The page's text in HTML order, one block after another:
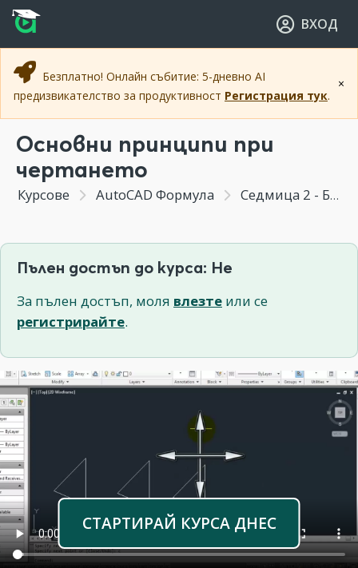
Прескочи към основното съдържание
Прескочи към навигацията
ВХОД
×
Безплатно! Онлайн събитие: 5-дневно AI
предизвикателство за продуктивност Регистрация тук.
Основни принципи при
чертането
Курсове AutoCAD Формула Седмица 2 - Бързо създаване на геометрия и ефективна работа с файлове
Пълен достъп до курса: Не
За пълен достъп, моля влезте или се
регистрирайте.
СТАРТИРАЙ КУРСА ДНЕС